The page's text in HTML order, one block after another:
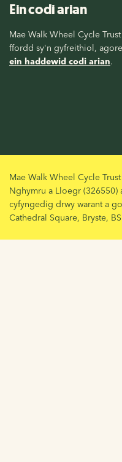
Ein codi arian
Mae Walk Wheel Cycle
ffordd sy'n gyfreithiol,
ein haddewid codi arian.
Mae Walk Wheel Cycle
Nghymru a Lloegr (326550)
cyfyngedig drwy warant a
Cathedral Square, Bryste,